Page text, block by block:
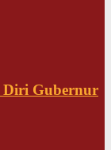
Diri Gubernur